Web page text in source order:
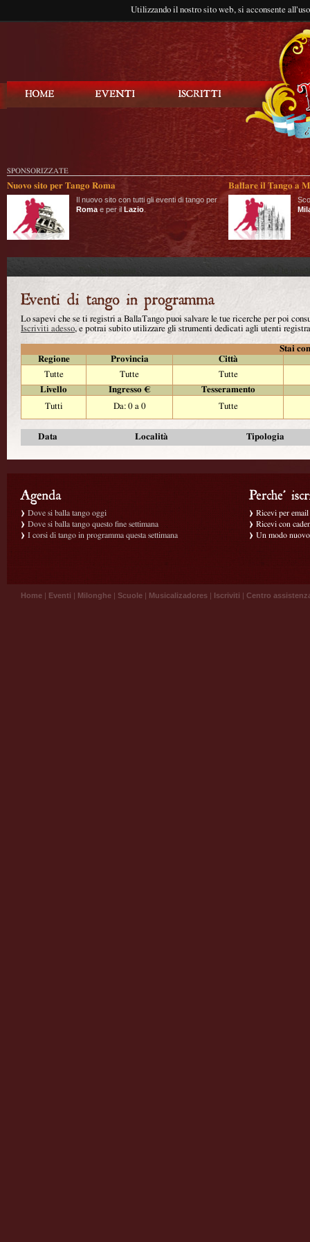
Utilizzando il nostro sito web, si acconsente
SPONSORIZZATE
Nuovo sito per Tango Roma
Il nuovo sito con tutti gli eventi di tango per
Roma e per il Lazio
Ballare il Tango a
Lo sapevi che se ti registri a BallaTango puoi salvare le tue ricerche per poi
Iscriviti adesso, e potrai subito utilizzare gli strumenti dedicati agli utenti
Stai
Regione
Provincia
Città
Tutte
Tutte
Tutte
Livello
Ingresso €
Tesseramento
Tutti
Da: 0 a 0 Tutte
Data Località Tipologia
Dove si balla tango oggi
Dove si balla tango questo fine settimana
I corsi di tango in programma questa settimana
Ricevi per
Ricevi con
Un modo
Home | Eventi | Milonghe | Scuole | Musicalizadores | Iscriviti | Centro